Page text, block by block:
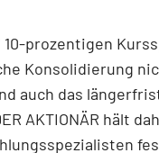
10-prozentigen
Konsolidierung
auch das
AKTIONÄR hält